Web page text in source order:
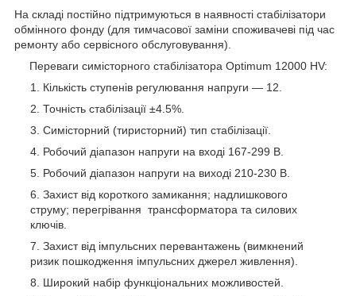
На складі постійно підтримуються в наявності стабілізатори
обмінного фонду (для тимчасової заміни споживачеві під час
ремонту або сервісного обслуговування).
Переваги симісторного стабілізатора Optimum 12000 HV:
Кількість ступенів регулювання напруги — 12.
Точність стабілізації ±4.5%.
Симісторний (тиристорний) тип стабілізації.
Робочий діапазон напруги на вході 167-299 В.
Робочий діапазон напруги на виході 210-230 В.
Захист від короткого замикання; надлишкового
струму; перегрівання трансформатора та силових
ключів.
Захист від імпульсних перевантажень (вимкнений
ризик пошкодження імпульсних джерел живлення).
Широкий набір функціональних можливостей.